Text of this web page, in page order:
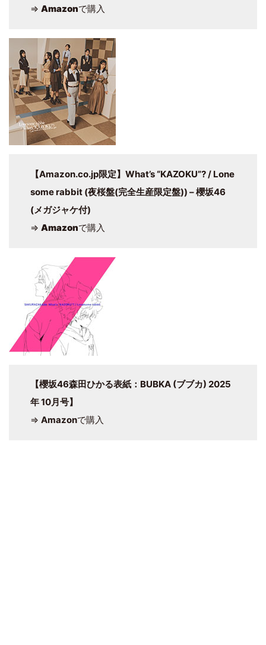
⇒ Amazonで購入
【Amazon.co.jp限定】What’s “KAZOKU”? / Lone
some rabbit (夜桜盤(完全生産限定盤)) – 櫻坂46
(メガジャケ付)
⇒ Amazonで購入
【櫻坂46森田ひかる表紙：BUBKA (ブブカ) 2025
年 10月号】
⇒ Amazonで購入